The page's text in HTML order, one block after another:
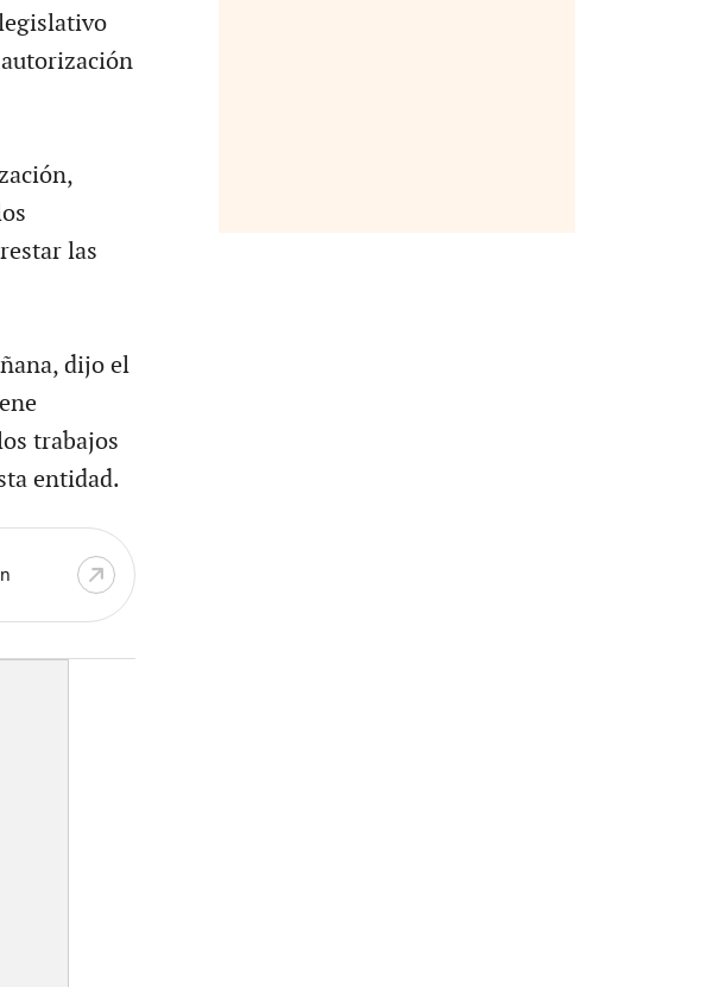
las
dijo el
trabajos
entidad.